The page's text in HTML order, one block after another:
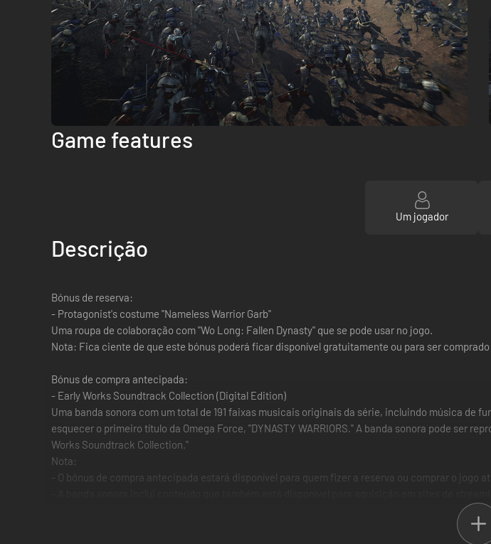
Game features
Um jogador
Descrição
Bónus de reserva:
- Protagonist's costume "Nameless Warrior Garb"
Uma roupa de colaboração com "Wo Long: Fallen Dynasty" que se pode usar no jogo.
Nota: Fica ciente de que este bónus poderá ficar disponível gratuitamente ou para ser
Bónus de compra antecipada:
- Early Works Soundtrack Collection (Digital Edition)
Uma banda sonora com um total de 191 faixas musicais originais da série, incluindo música de
esquecer o primeiro título da Omega Force, "DYNASTY WARRIORS." A banda sonora pode ser
Works Soundtrack Collection."
Nota:
- O bónus de compra antecipada estará disponível para quem fizer a reserva ou comprar o jogo